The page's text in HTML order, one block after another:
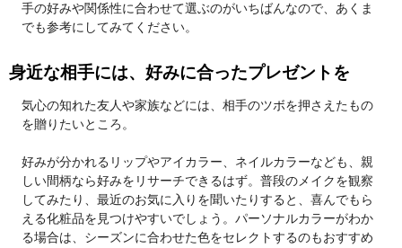
手の好みや関係性に合わせて選ぶのがいちばんなので、あくま
でも参考にしてみてください。
身近な相手には、好みに合ったプレゼントを
気心の知れた友人や家族などには、相手のツボを押さえたもの
を贈りたいところ。
好みが分かれるリップやアイカラー、ネイルカラーなども、親
しい間柄なら好みをリサーチできるはず。普段のメイクを観察
してみたり、最近のお気に入りを聞いたりすると、喜んでもら
える化粧品を見つけやすいでしょう。パーソナルカラーがわか
る場合は、シーズンに合わせた色をセレクトするのもおすすめ